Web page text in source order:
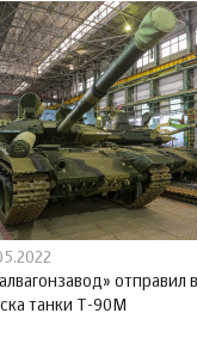
отправил в
танки Т-90М